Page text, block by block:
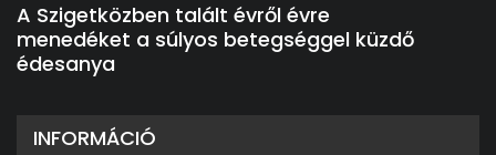
A Szigetközben talált évről évre
menedéket a súlyos betegséggel küzdő
édesanya
INFORMÁCIÓ